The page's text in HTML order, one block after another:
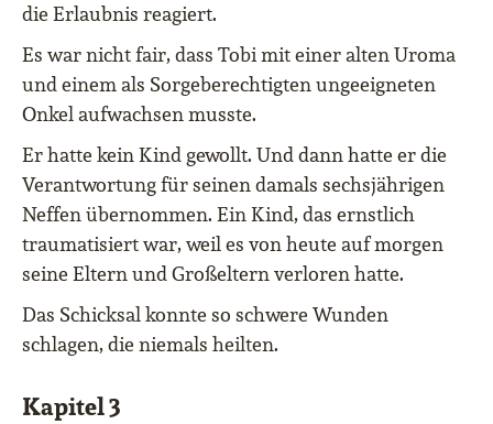
die Erlaubnis reagiert.
Es war nicht fair, dass Tobi mit einer alten Uroma
und einem als Sorgeberechtigten ungeeigneten
Onkel aufwachsen musste.
Er hatte kein Kind gewollt. Und dann hatte er die
Verantwortung für seinen damals sechsjährigen
Neffen übernommen. Ein Kind, das ernstlich
traumatisiert war, weil es von heute auf morgen
seine Eltern und Großeltern verloren hatte.
Das Schicksal konnte so schwere Wunden
schlagen, die niemals heilten.
Kapitel 3